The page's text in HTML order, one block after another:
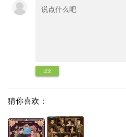
提交
猜你喜欢：